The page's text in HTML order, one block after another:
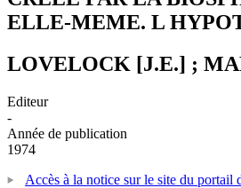
ELLE-MEME. L
LOVELOCK [J.E.] ;
Editeur
-
Année de publication
1974
Accès à la notice sur le site du portail